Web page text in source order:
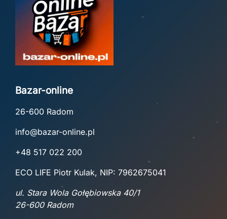
Bazar-online
26-600 Radom
info@bazar-online.pl
+48 517 022 200
ECO LIFE Piotr Kulak, NIP: 7962675041
ul. Stara Wola Gołębiowska 40/1
26-600 Radom